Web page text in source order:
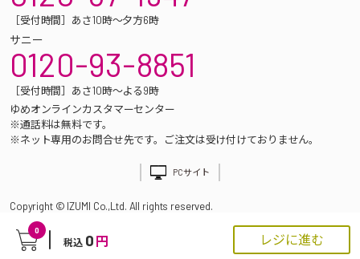
0
税込 0 円 レジに進む
［受付時間］あさ10時～夕方6時
サニー
0120-93-8851
［受付時間］あさ10時～よる9時
ゆめオンラインカスタマーセンター
※通話料は無料です。
※ネット専用のお問合せ先です。ご注文は受け付けておりません。
PCサイト
Copyright © IZUMI Co.,Ltd. All rights reserved.